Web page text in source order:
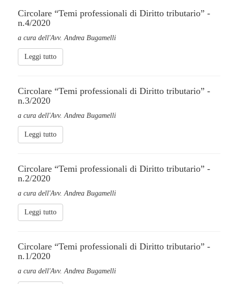
Circolare “Temi professionali di Diritto tributario” -
n.4/2020
a cura dell'Avv. Andrea Bugamelli
Leggi tutto
Circolare “Temi professionali di Diritto tributario” -
n.3/2020
a cura dell'Avv. Andrea Bugamelli
Leggi tutto
Circolare “Temi professionali di Diritto tributario” -
n.2/2020
a cura dell'Avv. Andrea Bugamelli
Leggi tutto
Circolare “Temi professionali di Diritto tributario” -
n.1/2020
a cura dell'Avv. Andrea Bugamelli